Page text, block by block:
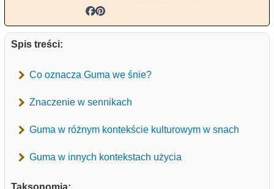
Spis treści:
Co oznacza Guma we śnie?
Znaczenie w sennikach
Guma w różnym kontekście kulturowym w snach
Guma w innych kontekstach użycia
Taksonomia: